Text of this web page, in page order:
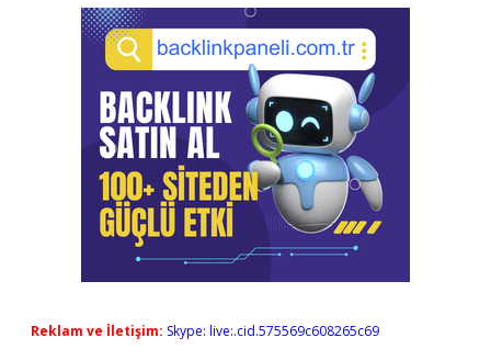
Reklam ve İletişim: Skype: live:.cid.575569c608265c69